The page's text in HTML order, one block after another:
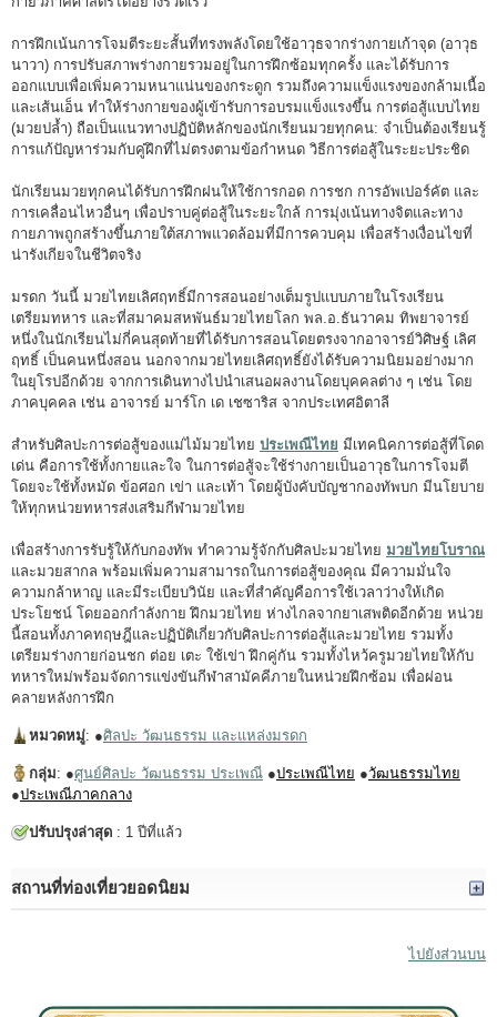
การฝึกเน้นการโจมตีระยะสั้นที่ทรงพลังโดยใช้อาวุธจากร่างกายเก้าจุด (อาวุธ
นาวา) การปรับสภาพร่างกายรวมอยู่ในการฝึกซ้อมทุกครั้ง และได้รับการ
ออกแบบเพื่อเพิ่มความหนาแน่นของกระดูก รวมถึงความแข็งแรงของกล้ามเนื้อ
และเส้นเอ็น ทำให้ร่างกายของผู้เข้ารับการอบรมแข็งแรงขึ้น การต่อสู้แบบไทย
(มวยปล้ำ) ถือเป็นแนวทางปฏิบัติหลักของนักเรียนมวยทุกคน: จำเป็นต้องเรียนรู้
การแก้ปัญหาร่วมกับคู่ฝึกที่ไม่ตรงตามข้อกำหนด วิธีการต่อสู้ในระยะประชิด
นักเรียนมวยทุกคนได้รับการฝึกฝนให้ใช้การกอด การชก การอัพเปอร์คัต และ
การเคลื่อนไหวอื่นๆ เพื่อปราบคู่ต่อสู้ในระยะใกล้ การมุ่งเน้นทางจิตและทาง
กายภาพถูกสร้างขึ้นภายใต้สภาพแวดล้อมที่มีการควบคุม เพื่อสร้างเงื่อนไขที่
น่ารังเกียจในชีวิตจริง
มรดก วันนี้ มวยไทยเลิศฤทธิ์มีการสอนอย่างเต็มรูปแบบภายในโรงเรียน
เตรียมทหาร และที่สมาคมสหพันธ์มวยไทยโลก พล.อ.ธันวาคม ทิพยาจารย์
หนึ่งในนักเรียนไม่กี่คนสุดท้ายที่ได้รับการสอนโดยตรงจากอาจารย์วิศิษฐ์ เลิศ
ฤทธิ์ เป็นคนหนึ่งสอน นอกจากมวยไทยเลิศฤทธิ์ยังได้รับความนิยมอย่างมาก
ในยุโรปอีกด้วย จากการเดินทางไปนำเสนอผลงานโดยบุคคลต่าง ๆ เช่น โดย
ภาคบุคคล เช่น อาจารย์ มาร์โก เด เชซาริส จากประเทศอิตาลี
สำหรับศิลปะการต่อสู้ของแม่ไม้มวยไทย ประเพณีไทย มีเทคนิคการต่อสู้ที่โดด
เด่น คือการใช้ทั้งกายและใจ ในการต่อสู้จะใช้ร่างกายเป็นอาวุธในการโจมตี
โดยจะใช้ทั้งหมัด ข้อศอก เข่า และเท้า โดยผู้บังคับบัญชากองทัพบก มีนโยบาย
ให้ทุกหน่วยทหารส่งเสริมกีฬามวยไทย
เพื่อสร้างการรับรู้ให้กับกองทัพ ทำความรู้จักกับศิลปะมวยไทย มวยไทยโบราณ
และมวยสากล พร้อมเพิ่มความสามารถในการต่อสู้ของคุณ มีความมั่นใจ
ความกล้าหาญ และมีระเบียบวินัย และที่สำคัญคือการใช้เวลาว่างให้เกิด
ประโยชน์ โดยออกกำลังกาย ฝึกมวยไทย ห่างไกลจากยาเสพติดอีกด้วย หน่วย
นี้สอนทั้งภาคทฤษฎีและปฏิบัติเกี่ยวกับศิลปะการต่อสู้และมวยไทย รวมทั้ง
เตรียมร่างกายก่อนชก ต่อย เตะ ใช้เข่า ฝึกคู่กัน รวมทั้งไหว้ครูมวยไทยให้กับ
ทหารใหม่พร้อมจัดการแข่งขันกีฬาสามัคคีภายในหน่วยฝึกซ้อม เพื่อผ่อน
คลายหลังการฝึก
หมวดหมู่: ●ศิลปะ วัฒนธรรม และแหล่งมรดก
กลุ่ม: ●ศูนย์ศิลปะ วัฒนธรรม ประเพณี ●ประเพณีไทย ●วัฒนธรรมไทย
●ประเพณีภาคกลาง
ปรับปรุงล่าสุด : 1 ปีที่แล้ว
สถานที่ท่องเที่ยวยอดนิยม
ไปยังส่วนบน